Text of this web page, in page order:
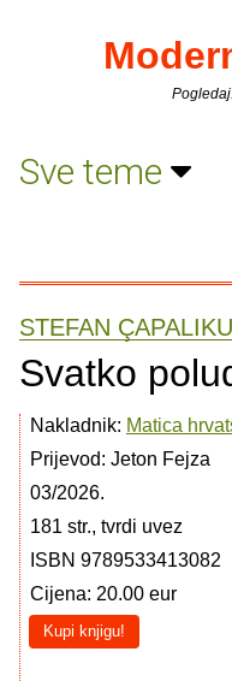
Sve teme
STEFAN ÇAPALIKU
Svatko
Nakladnik: Matica
Prijevod: Jeton Fejza
03/2026.
181 str., tvrdi uvez
ISBN 9789533413082
Cijena: 20.00 eur
Kupi knjigu!